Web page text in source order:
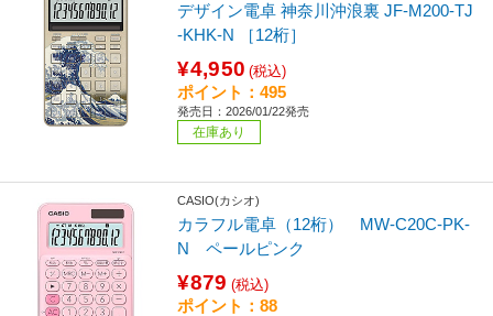
デザイン電卓 神奈川沖浪裏 JF-M200-TJ
-KHK-N ［12桁］
¥4,950 (税込)
ポイント：495
発売日：2026/01/22発売
在庫あり
CASIO(カシオ)
カラフル電卓（12桁） MW-C20C-PK-
N ペールピンク
¥879 (税込)
ポイント：88